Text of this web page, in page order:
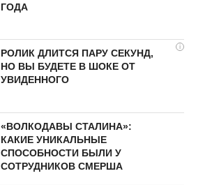
ГОДА
i
РОЛИК ДЛИТСЯ ПАРУ СЕКУНД,
НО ВЫ БУДЕТЕ В ШОКЕ ОТ
УВИДЕННОГО
«ВОЛКОДАВЫ СТАЛИНА»:
КАКИЕ УНИКАЛЬНЫЕ
СПОСОБНОСТИ БЫЛИ У
СОТРУДНИКОВ СМЕРША